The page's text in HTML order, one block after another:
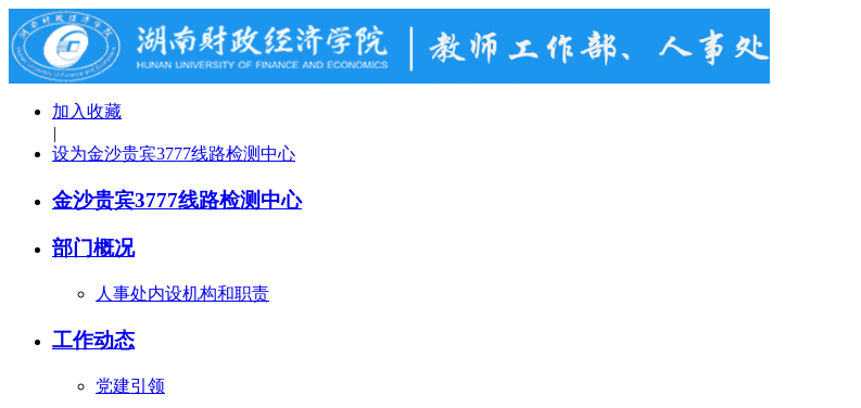
加入收藏
|
设为金沙贵宾3777线路检测中心
金沙贵宾3777线路检测中心
部门概况
人事处内设机构和职责
工作动态
党建引领